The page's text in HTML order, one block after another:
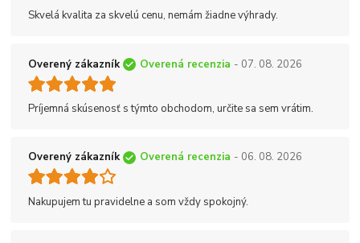
Skvelá kvalita za skvelú cenu, nemám žiadne výhrady.
Overený zákazník Overená recenzia - 07. 08. 2026
Príjemná skúsenosť s týmto obchodom, určite sa sem vrátim.
Overený zákazník Overená recenzia - 06. 08. 2026
Nakupujem tu pravidelne a som vždy spokojný.